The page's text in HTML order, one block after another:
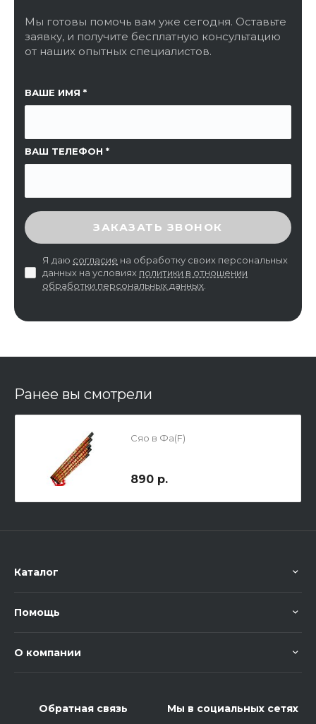
Мы готовы помочь вам уже сегодня. Оставьте
заявку, и получите бесплатную консультацию
от наших опытных специалистов.
ВАШЕ ИМЯ
ВАШ ТЕЛЕФОН
ССЫЛКА НА СТРАНИЦУ
ВВЕДИТЕ ПРОВЕРОЧНЫЙ КОД
ЗАКАЗАТЬ ЗВОНОК
Я даю согласие на обработку своих персональных
данных на условиях политики в отношении
обработки персональных данных
Ранее вы смотрели
Сяо в Фа(F)
890 р.
Каталог
Помощь
О компании
Обратная связь Мы в социальных сетях